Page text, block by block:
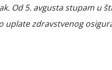
Od 5. avgusta stupam u
uplate zdravstvenog